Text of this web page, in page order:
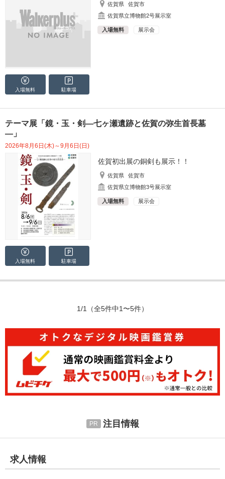
佐賀県
佐賀市
佐賀県立博物館2号展示室
入場無料 展示会
入場無料 駐車場
テーマ展「鏡・玉・剣―七ヶ瀬遺跡と佐賀の弥生首長墓
―」
2026年8月6日(木)～9月6日(日)
佐賀初出展の銅剣も展示！！
佐賀県
佐賀市
佐賀県立博物館3号展示室
入場無料 展示会
入場無料 駐車場
1/1 （全5件中1〜5件）
注目情報
求人情報